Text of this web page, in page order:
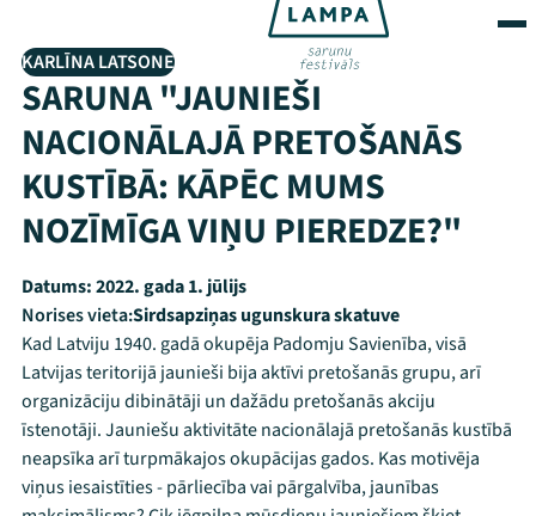
KARLĪNA LATSONE
SARUNA "JAUNIEŠI
NACIONĀLAJĀ PRETOŠANĀS
KUSTĪBĀ: KĀPĒC MUMS
NOZĪMĪGA VIŅU PIEREDZE?"
Datums:2022. gada 1. jūlijs
Norises vieta:Sirdsapziņas ugunskura skatuve
Kad Latviju 1940. gadā okupēja Padomju Savienība, visā
Latvijas teritorijā jaunieši bija aktīvi pretošanās grupu, arī
organizāciju dibinātāji un dažādu pretošanās akciju
īstenotāji. Jauniešu aktivitāte nacionālajā pretošanās kustībā
neapsīka arī turpmākajos okupācijas gados. Kas motivēja
viņus iesaistīties - pārliecība vai pārgalvība, jaunības